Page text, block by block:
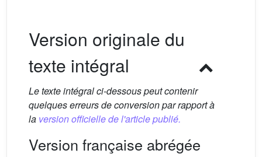
Version originale du
texte intégral
Le texte intégral ci-dessous peut contenir
quelques erreurs de conversion par rapport à
la version officielle de l'article publié.
Version française abrégée